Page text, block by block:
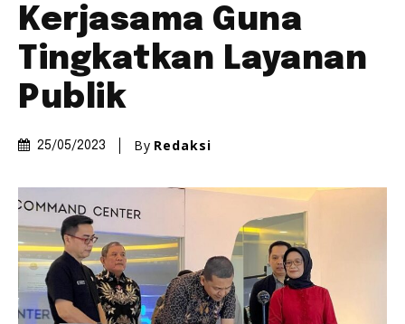
Kerjasama Guna
Tingkatkan Layanan
Publik
25/05/2023 By Redaksi